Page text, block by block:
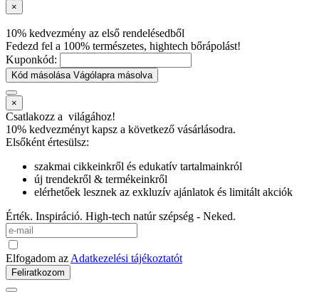
×
10% kedvezmény az első rendelésedből
Fedezd fel a 100% természetes, hightech bőrápolást!
Kuponkód:
Kód másolása Vágólapra másolva
×
Csatlakozz a világához!
10% kedvezményt kapsz a következő vásárlásodra.
Elsőként értesülsz:
szakmai cikkeinkről és edukatív tartalmainkról
új trendekről & termékeinkről
elérhetőek lesznek az exkluzív ajánlatok és limitált akciók
Érték. Inspiráció. High-tech natúr szépség - Neked.
Elfogadom az Adatkezelési tájékoztatót
Feliratkozom